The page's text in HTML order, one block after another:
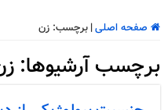
صفحه اصلی| برچسب: زن
برچسب آرشیوها: